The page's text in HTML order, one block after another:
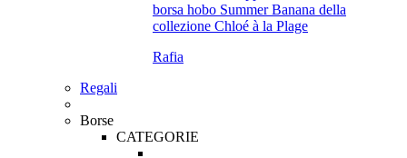
Rafia
Regali
Borse
CATEGORIE